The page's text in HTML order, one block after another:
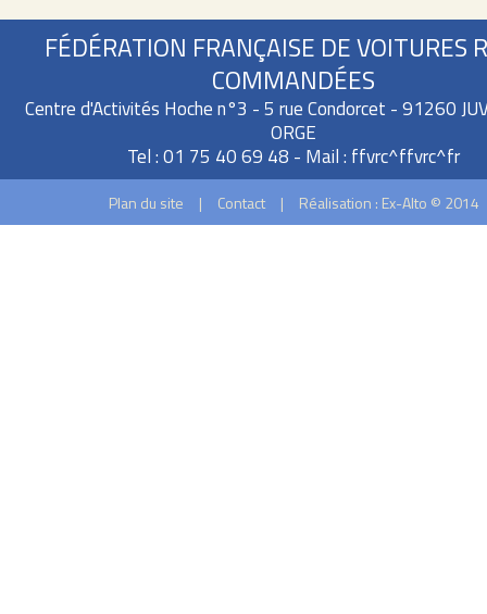
FÉDÉRATION FRANÇAISE DE VOITURES
COMMANDÉES
Centre d'Activités Hoche n°3 - 5 rue Condorcet - 91260
ORGE
Tel : 01 75 40 69 48 - Mail : ffvrc^ffvrc^fr
Plan du site | Contact | Réalisation : Ex-Alto © 2014